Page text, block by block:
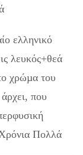
ελληνικό
λευκός+θεά
χρώµα του
που
Πολλά